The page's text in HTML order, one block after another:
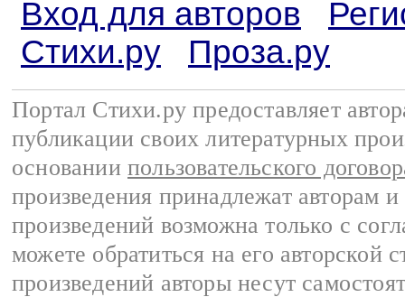
Вход для авторов
Стихи.ру
Проза.ру
Портал Стихи.ру предоставляет
публикации своих литературных
основании пользовательского
произведения принадлежат авторам
произведений возможна только с
можете обратиться на его авторской
произведений авторы несут